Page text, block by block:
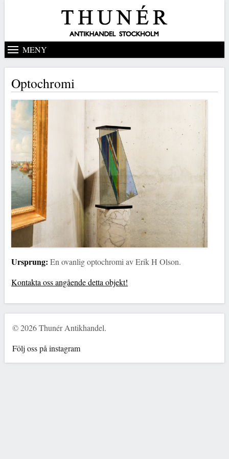
MENY
Optochromi
Ursprung: En ovanlig optochromi av Erik H Olson.
Kontakta oss angående detta objekt!
© 2026 Thunér Antikhandel.
Följ oss på instagram